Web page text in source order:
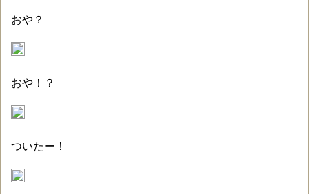
おや？
おや！？
ついたー！